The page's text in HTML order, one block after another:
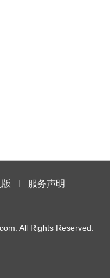
‖ 服务声明
All Rights Reserved.